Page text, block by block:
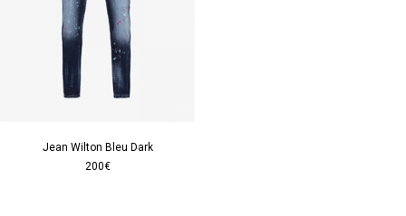
Jean Wilton Bleu Dark
200€